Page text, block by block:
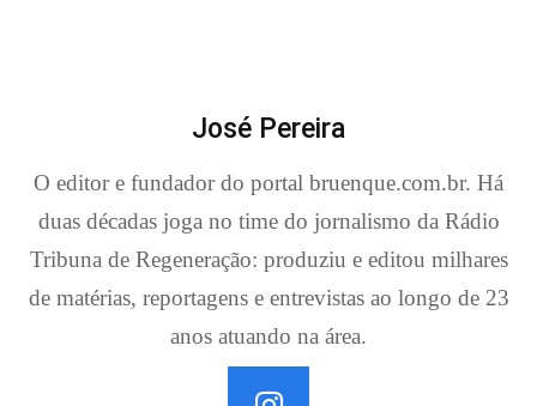
José Pereira
O editor e fundador do portal bruenque.com.br. Há
duas décadas joga no time do jornalismo da Rádio
Tribuna de Regeneração: produziu e editou milhares
de matérias, reportagens e entrevistas ao longo de 23
anos atuando na área.